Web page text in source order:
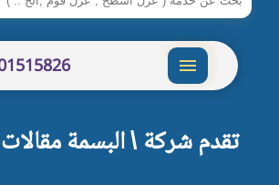
في
شركة
البسمة
تقدم شركة \ البسمة